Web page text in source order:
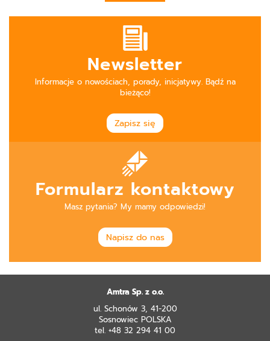
Newsletter
Informacje o nowościach, porady, inicjatywy. Bądź na
bieżąco!
Zapisz się
Formularz kontaktowy
Masz pytania? My mamy odpowiedzi!
Napisz do nas
Amtra Sp. z o.o.
ul. Schonów 3, 41-200
Sosnowiec POLSKA
tel. +48 32 294 41 00